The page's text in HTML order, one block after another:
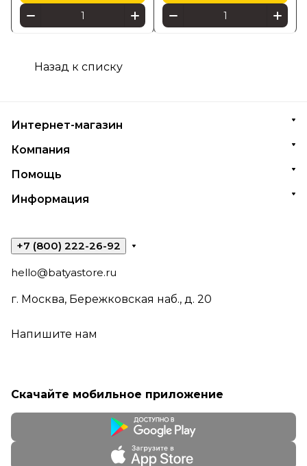
Назад к списку
Интернет-магазин
Компания
Помощь
Информация
+7 (800) 222-26-92
hello@batyastore.ru
г. Москва, Бережковская наб., д. 20
Напишите нам
Скачайте мобильное приложение